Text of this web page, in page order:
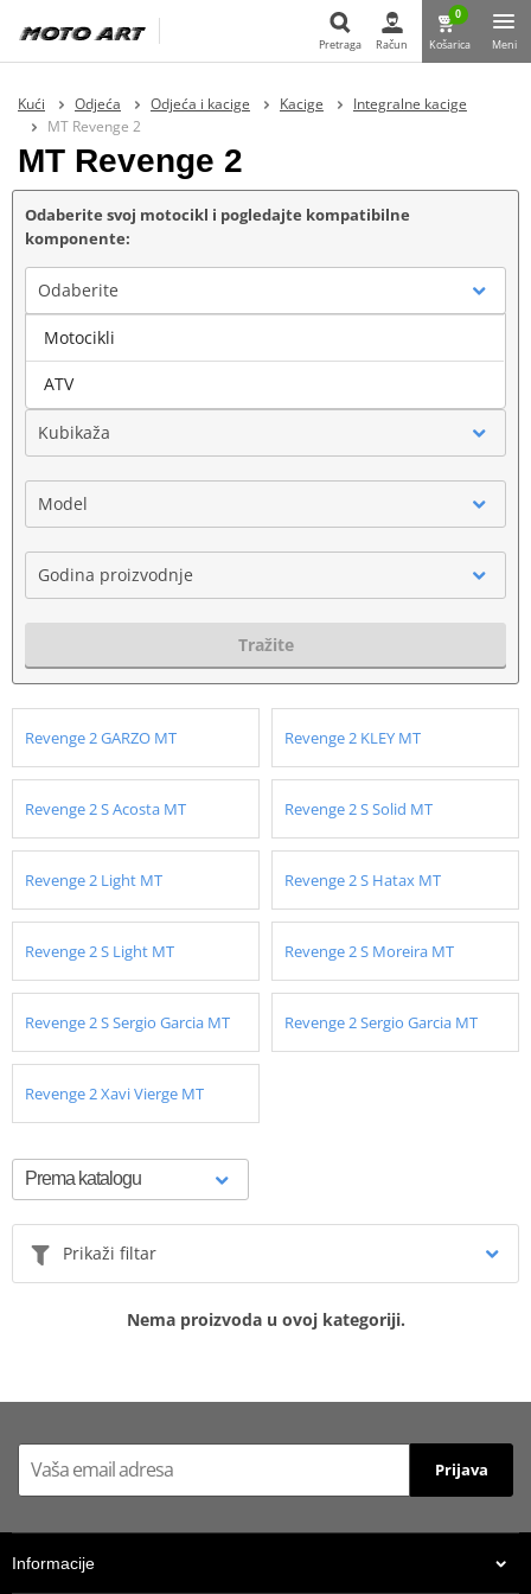
Pretraga
Pretraga Račun
0
Košarica Meni
Kući Odjeća Odjeća i kacige Kacige
Integralne kacige
MT Revenge 2
MT Revenge 2
Odaberite svoj motocikl i pogledajte kompatibilne
komponente:
Odaberite
Marka
Kubikaža
Model
Godina proizvodnje
Tražite
Revenge 2 GARZO MT Revenge 2 KLEY MT
Revenge 2 S Acosta MT Revenge 2 S Solid MT
Revenge 2 Light MT Revenge 2 S Hatax MT
Revenge 2 S Light MT Revenge 2 S Moreira MT
Revenge 2 S Sergio Garcia MT Revenge 2 Sergio Garcia MT
Revenge 2 Xavi Vierge MT
Prikaži filtar
Nema proizvoda u ovoj kategoriji.
Prijava
Informacije
Motocikli
ATV